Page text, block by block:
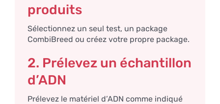
produits
Sélectionnez un seul test, un package
CombiBreed ou créez votre propre package.
2. Prélevez un échantillon
d’ADN
Prélevez le matériel d’ADN comme indiqué